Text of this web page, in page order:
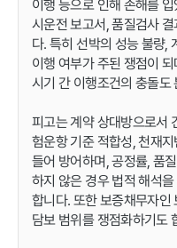
이행 등으로 인해 손해를
시운전 보고서, 품질검사
다. 특히 선박의 성능 불량,
이행 여부가 주된 쟁점이
시기 간 이행조건의 충돌도
피고는 계약 상대방으로서
험운항 기준 적합성, 천재
들어 방어하며, 공정률, 품
하지 않은 경우 법적 해석
합니다. 또한 보증채무자
담보 범위를 쟁점화하기도